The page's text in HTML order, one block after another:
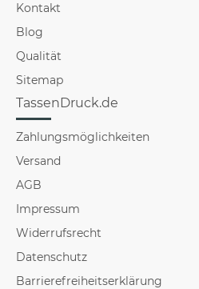
Kontakt
Blog
Qualität
Sitemap
TassenDruck.de
Zahlungsmöglichkeiten
Versand
AGB
Impressum
Widerrufsrecht
Datenschutz
Barrierefreiheitserklärung